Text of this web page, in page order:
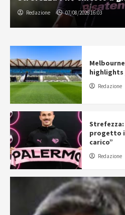
Redazione 07/08/2026 16:03
highlights
Redazione
Strefezza:
progetto
carico”
Redazione